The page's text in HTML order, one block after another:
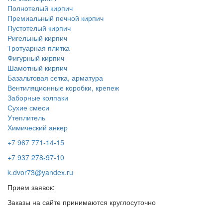
Полнотелый кирпич
Премиальный печной кирпич
Пустотелый кирпич
Ригельный кирпич
Тротуарная плитка
Фигурный кирпич
Шамотный кирпич
Базальтовая сетка, арматура
Вентиляционные коробки, крепеж
Заборные колпаки
Сухие смеси
Утеплитель
Химический анкер
+7 967 771-14-15
+7 937 278-97-10
k.dvor73@yandex.ru
Прием заявок:
Заказы на сайте принимаются круглосуточно